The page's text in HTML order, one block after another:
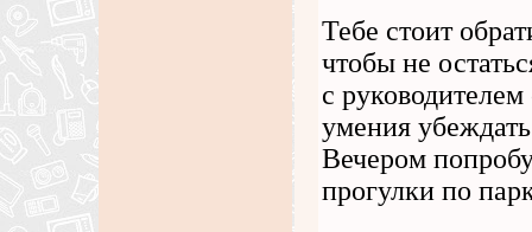
Тебе стоит
чтобы не
с
умения
Вечером
прогулки по